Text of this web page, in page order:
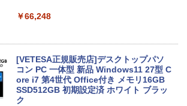
￥66,248
[VETESA正規販売店]デスクトップパソ
コン PC 一体型 新品 Windows11 27型 C
ore i7 第4世代 Office付き メモリ16GB
SSD512GB 初期設定済 ホワイト ブラッ
ク